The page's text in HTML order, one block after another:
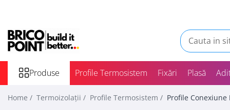
Produse
Termoizolații
Profile Termosistem
Profile Soclu și Accesorii
Profile Colț și de închidere
Etanșare
La Aer
La Ferestre
La Străpungeri
Produse Profile Termosistem Fixări Plasă
Home / Termoizolații / Profile Termosistem / Profile